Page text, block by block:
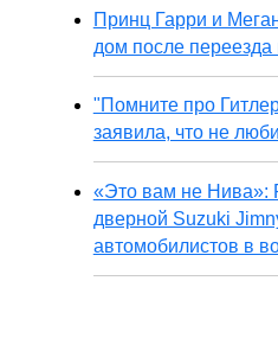
Принц Гарри и
дом после
"Помните про
заявила, что не
«Это вам не Нива»:
дверной Suzuki
автомобилистов в